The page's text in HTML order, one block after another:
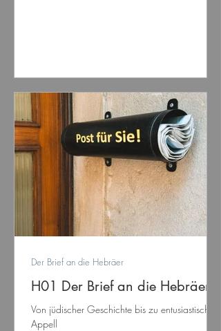
H01 Der Brief an die Hebräer:
Von jüdischer Geschichte bis zu entusiastischem
Appell
Der Brief an die Hebräer